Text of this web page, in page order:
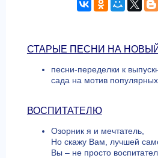
СТАРЫЕ ПЕСНИ НА
песни-переделки к
сада на мотив
ВОСПИТАТЕЛЮ
Озорник я и мечтатель,
Но скажу Вам, лучшей
Вы – не просто